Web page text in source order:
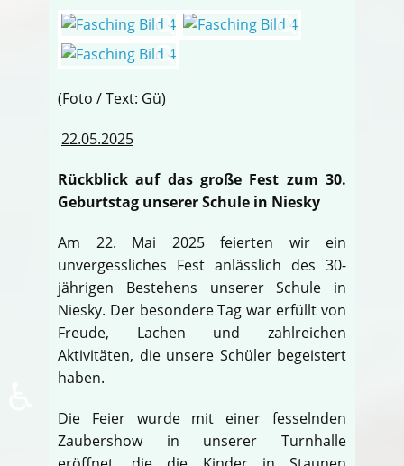
(Foto / Text: Gü)
22.05.2025
Rückblick auf das große Fest zum 30.
Geburtstag unserer Schule in Niesky
Am 22. Mai 2025 feierten wir ein
unvergessliches Fest anlässlich des 30-
jährigen Bestehens unserer Schule in
Niesky. Der besondere Tag war erfüllt von
Freude, Lachen und zahlreichen
Aktivitäten, die unsere Schüler begeistert
haben.
Die Feier wurde mit einer fesselnden
Zaubershow in unserer Turnhalle